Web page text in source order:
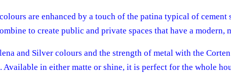
are enhanced by a touch of the patina typical of cement
to create public and private spaces that have a modern,
and Silver colours and the strength of metal with the
in either matte or shine, it is perfect for the whole